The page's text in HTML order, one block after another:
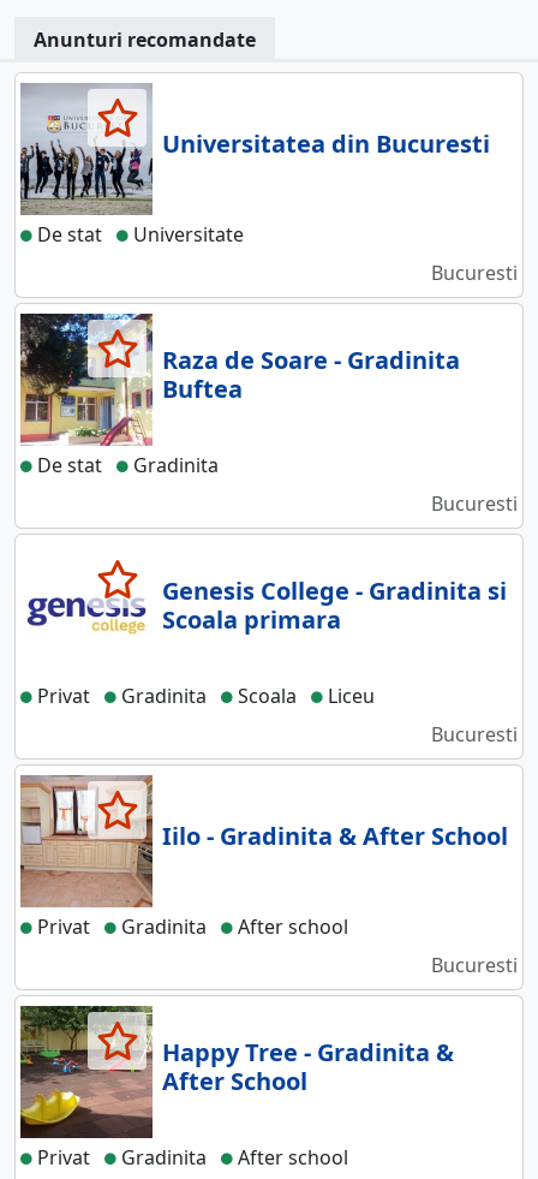
Anunturi recomandate
Universitatea din Bucuresti
De stat
Universitate
Bucuresti
Raza de Soare - Gradinita
Buftea
De stat
Gradinita
Bucuresti
Genesis College - Gradinita si
Scoala primara
Privat Gradinita Scoala
Liceu
Bucuresti
Iilo - Gradinita & After School
Privat Gradinita
After school
Bucuresti
Happy Tree - Gradinita &
After School
Privat Gradinita After school